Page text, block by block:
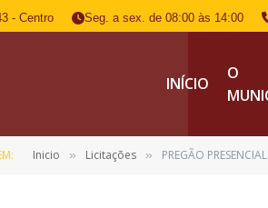
- Centro Seg. a sex. de 08:00 às 14:00
INÍCIO
O
Inicio » Licitações » PREGÃO PRESENCIAL Nº 9/2019-